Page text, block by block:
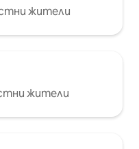
жители
жители